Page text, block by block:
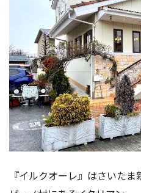
『イルクオーレ』はさいた